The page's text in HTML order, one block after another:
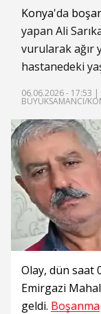
Konya'da
yapan Ali
vurularak ağır
hastanedeki
06.06.2026 - 17:53 |
BÜYÜKSAMANCI/
Olay, dün saat
Emirgazi
geldi. Boşanma